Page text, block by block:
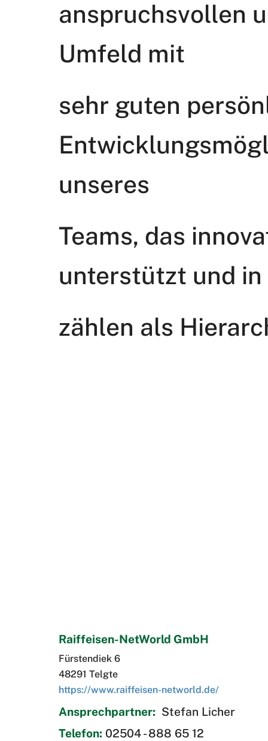
anspruchsvollen
Umfeld mit
sehr guten
unseres
Teams, das
unterstützt und
zählen als
Raiffeisen-NetWorld GmbH
Fürstendiek 6
48291 Telgte
https://www.raiffeisen-networld.de/
Ansprechpartner: Stefan Licher
Telefon: 02504 - 888 65 12